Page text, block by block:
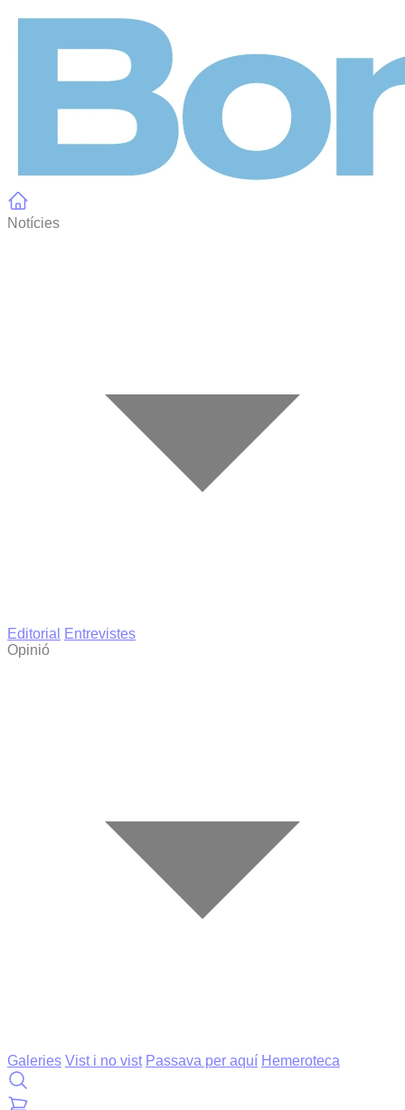
Notícies
Editorial
Entrevistes
Opinió
Galeries Vist i no vist Passava per aquí Hemeroteca